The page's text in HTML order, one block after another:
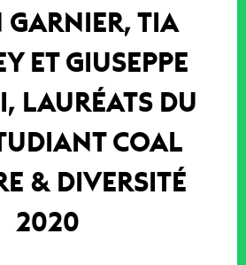
GARNIER, TIA
ET GIUSEPPE
LAURÉATS DU
COAL
& DIVERSITÉ
2020